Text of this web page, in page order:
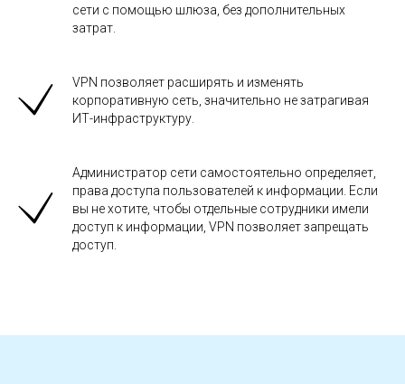
сети с помощью шлюза, без дополнительных
затрат.
VPN позволяет расширять и изменять
корпоративную сеть, значительно не затрагивая
ИТ-инфраструктуру.
Администратор сети самостоятельно определяет,
права доступа пользователей к информации. Если
вы не хотите, чтобы отдельные сотрудники имели
доступ к информации, VPN позволяет запрещать
доступ.